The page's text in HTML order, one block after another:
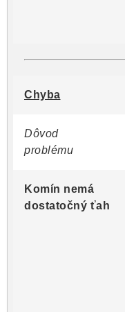
Chyba
Dôvod
problému
Komín nemá
dostatočný ťah